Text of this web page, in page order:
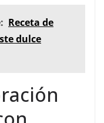
Receta de
dulce